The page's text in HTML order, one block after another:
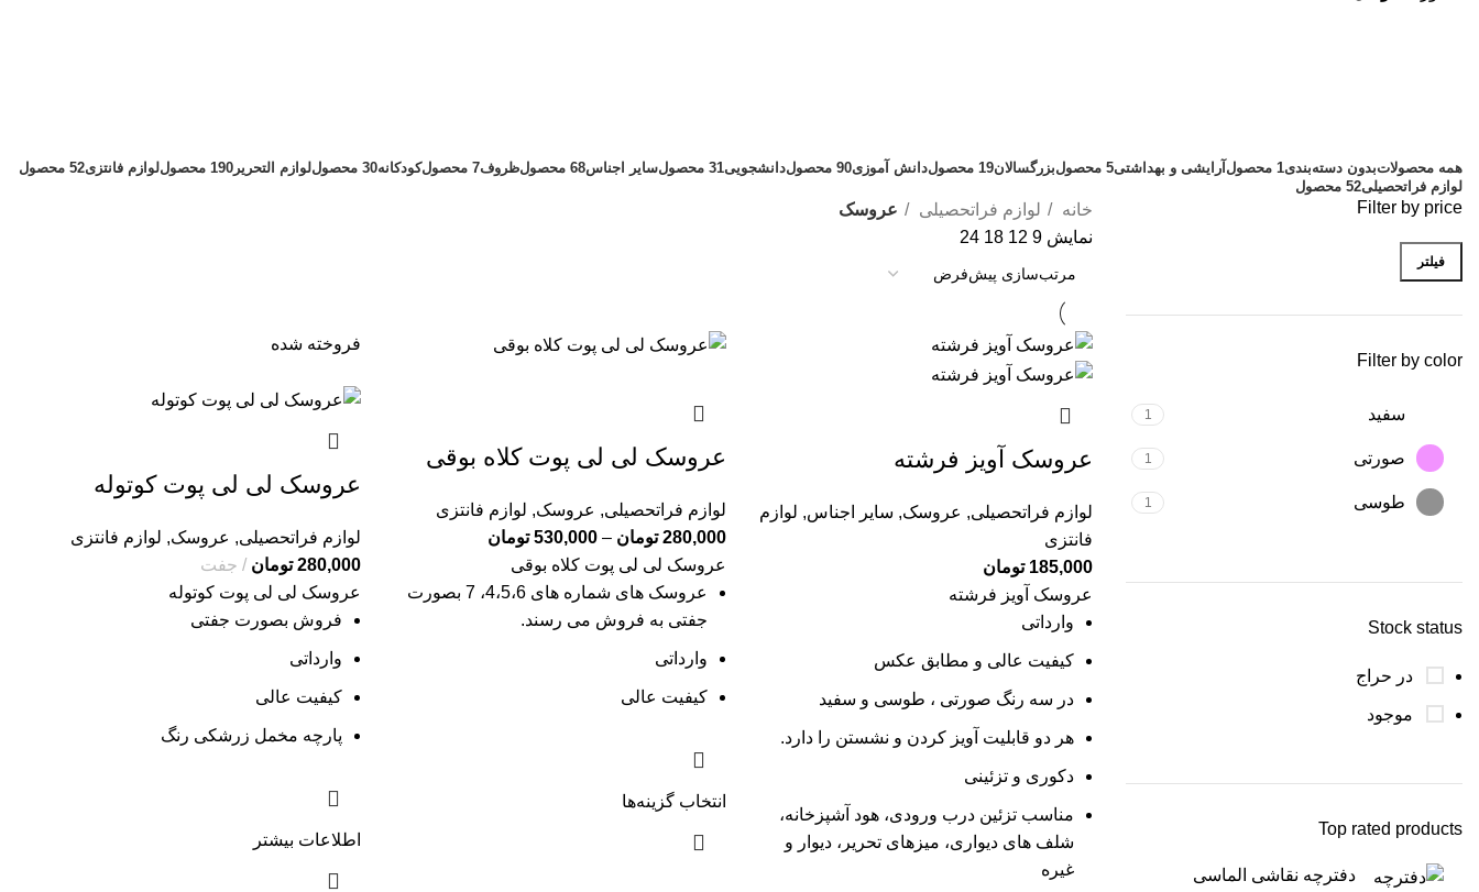
همه محصولاتبدون دسته‌بندی1 محصول آرایشی و بهداشتی5 محصول بزرگسالان19 محصول دانش آموزی90 محصول دانشجویی31 محصول سایر اجناس68 محصول ظروف7 محصول کودکانه30 محصول لوازم التحریر 190 محصول لوازم فانتزی52 محصول
لوازم فراتحصیلی52 محصول
Filter by price
فیلتر
Filter by color
سفید 1
صورتی 1
طوسی 1
Stock status
در حراج
موجود
Top rated products
دفترچه نقاشی الماسی
خانه لوازم فراتحصیلی
عروسک
نمایش 9
12
18
24
عروسک آویز فرشته
لوازم فراتحصیلی, عروسک, سایر اجناس, لوازم
فانتزی
185,000 تومان
عروسک آویز فرشته
وارداتی
کیفیت عالی و مطابق عکس
در سه رنگ صورتی ، طوسی و سفید
هر دو قابلیت آویز کردن و نشستن را دارد.
دکوری و تزئینی
مناسب تزئین درب ورودی، هود آشپزخانه،
شلف های دیواری، میزهای تحریر، دیوار و
غیره
عروسک لی لی پوت کلاه بوقی
لوازم فراتحصیلی, عروسک, لوازم فانتزی
280,000 تومان –
530,000 تومان
عروسک لی لی پوت کلاه بوقی
عروسک های شماره های 4،5،6، 7 بصورت
جفتی به فروش می رسند.
وارداتی
کیفیت عالی
انتخاب گزینه‌ها
فروخته شده
عروسک لی لی پوت کوتوله
لوازم فراتحصیلی, عروسک, لوازم فانتزی
280,000 تومان
جفت
عروسک لی لی پوت کوتوله
فروش بصورت جفتی
وارداتی
کیفیت عالی
پارچه مخمل زرشکی رنگ
اطلاعات بیشتر